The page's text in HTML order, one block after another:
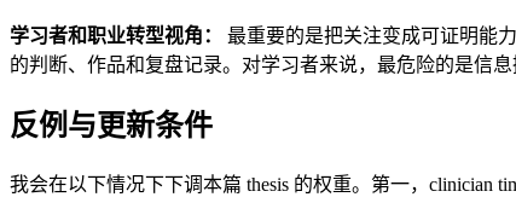
学习者和职业转型视角：
最重要的是把关注变成可证明能
的判断、作品和复盘记录。对学习者来说，最危险的是信
反例与更新条件
我会在以下情况下下调本篇 thesis 的权重。第一，clinician